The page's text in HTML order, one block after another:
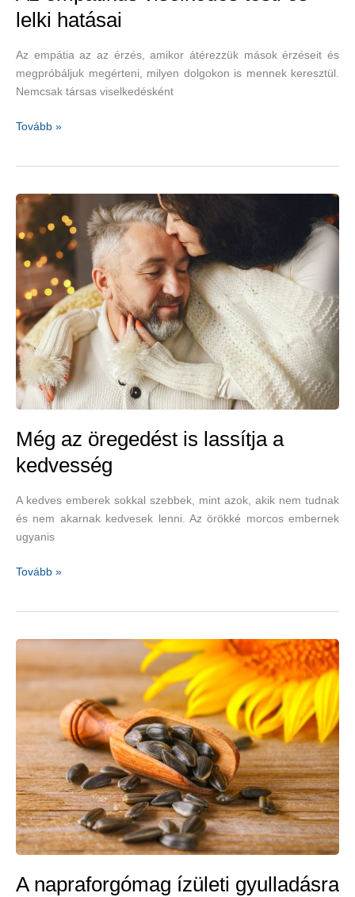
lelki hatásai
Az empátia az az érzés, amikor átérezzük mások érzéseit és
megpróbáljuk megérteni, milyen dolgokon is mennek keresztül.
Nemcsak társas viselkedésként
Az
és
hatásai
Tovább »
Még az öregedést is lassítja a
kedvesség
A kedves emberek sokkal szebbek, mint azok, akik nem tudnak
és nem akarnak kedvesek lenni. Az örökké morcos embernek
ugyanis
Még
lassítja
a
kedvesség
Tovább »
A napraforgómag ízületi gyulladásra